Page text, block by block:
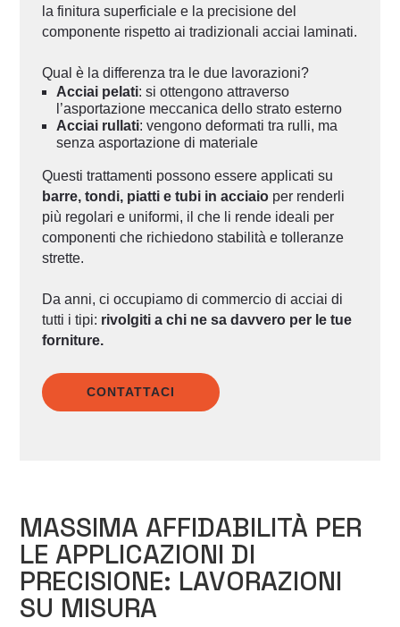
la finitura superficiale e la precisione del
componente rispetto ai tradizionali acciai laminati.
Qual è la differenza tra le due lavorazioni?
Acciai pelati: si ottengono attraverso
l’asportazione meccanica dello strato esterno
Acciai rullati: vengono deformati tra rulli, ma
senza asportazione di materiale
Questi trattamenti possono essere applicati su
barre, tondi, piatti e tubi in acciaio per renderli
più regolari e uniformi, il che li rende ideali per
componenti che richiedono stabilità e tolleranze
strette.
Da anni, ci occupiamo di commercio di acciai di
tutti i tipi: rivolgiti a chi ne sa davvero per le tue
forniture.
CONTATTACI
MASSIMA AFFIDABILITÀ PER
LE APPLICAZIONI DI
PRECISIONE: LAVORAZIONI
SU MISURA